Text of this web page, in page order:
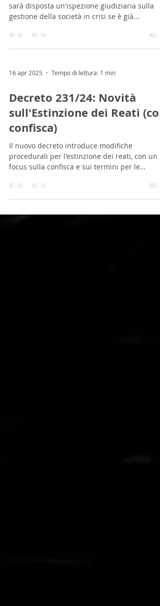
se l'esperto è già al lavoro
Il Tribunale delle imprese ha stabilito che non
16 apr 2025 Tempo di lettura: 1 min
Decreto 231/24: Novità
sull'Estinzione dei Reati (con
confisca)
Il nuovo decreto introduce modifiche